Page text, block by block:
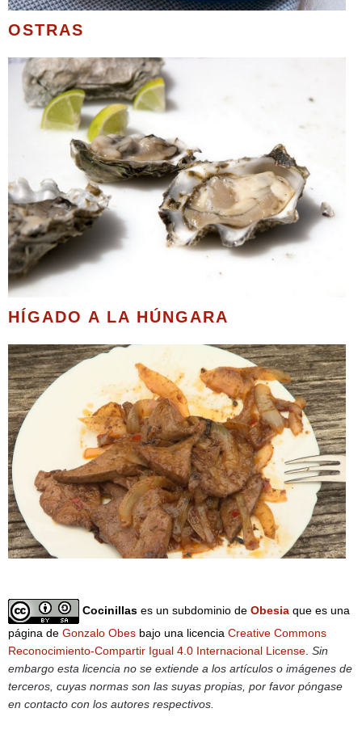
OSTRAS
HÍGADO A LA HÚNGARA
Cocinillas es un subdominio de Obesia que es una
página de Gonzalo Obes bajo una licencia Creative Commons
Reconocimiento-Compartir Igual 4.0 Internacional License Sin
embargo esta licencia no se extiende a los artículos o imágenes de
terceros, cuyas normas son las suyas propias, por favor póngase
en contacto con los autores respectivos.